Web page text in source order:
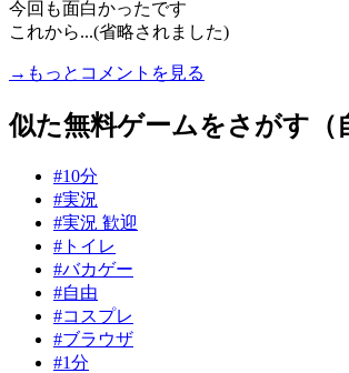
今回も面白かったです
これから...(省略されました)
→もっとコメントを見る
似た無料ゲームをさがす（
#10分
#実況
#実況 歓迎
#トイレ
#バカゲー
#自由
#コスプレ
#ブラウザ
#1分